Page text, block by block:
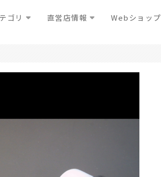
ゴリ 直営店情報 Webショップ